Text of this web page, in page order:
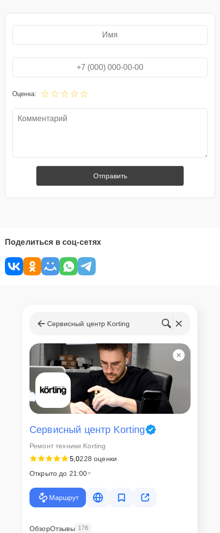
Оценка:
Отправить
Поделиться в соц-сетях
Сервисный центр Korting
Сервисный центр Korting
Ремонт техники Korting
5,0228 оценки
Открыто до 21:00
Маршрут
ОбзорОтзывы 176